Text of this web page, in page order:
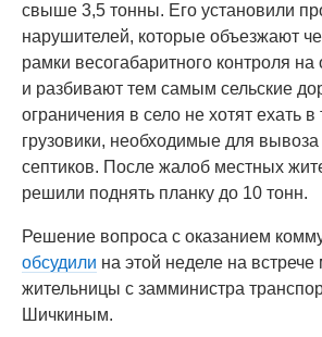
свыше 3,5 тонны. Его установили
нарушителей, которые объезжают
рамки весогабаритного контроля на
и разбивают тем самым сельские
ограничения в село не хотят ехать в
грузовики, необходимые для вывоза
септиков. После жалоб местных
решили поднять планку до 10 тонн.
Решение вопроса с оказанием
обсудили на этой неделе на встрече
жительницы с замминистра
Шичкиным.